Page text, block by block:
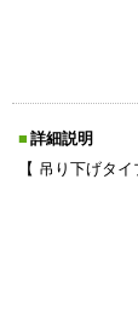
詳細説明
【 吊り下げタ